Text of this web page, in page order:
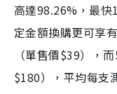
高達98.26%，最快
定金額換購更可享
（單售價$39），
$180），平均每支